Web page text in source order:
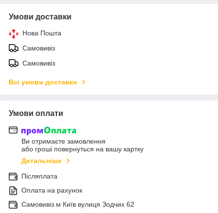
Умови доставки
Нова Пошта
Самовивіз
Самовивіз
Всі умови доставки
Умови оплати
Ви отримаєте замовлення
або гроші повернуться на вашу картку
Детальніше
Післяплата
Оплата на рахунок
Самовивіз м Київ вулиця Зодчих 62